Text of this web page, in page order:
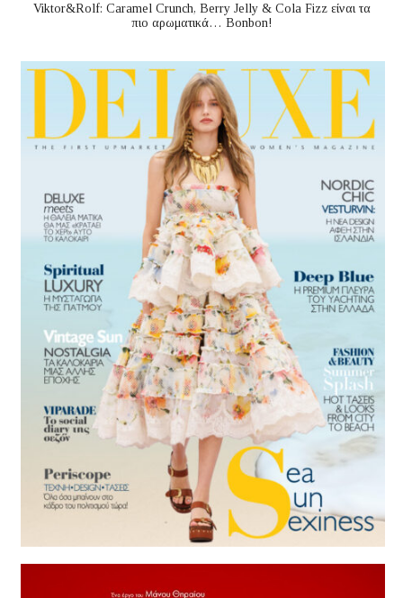
Viktor&Rolf: Caramel Crunch, Berry Jelly & Cola Fizz είναι τα
πιο αρωματικά… Bonbon!